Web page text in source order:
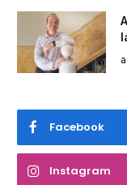
Facebook
Instagram